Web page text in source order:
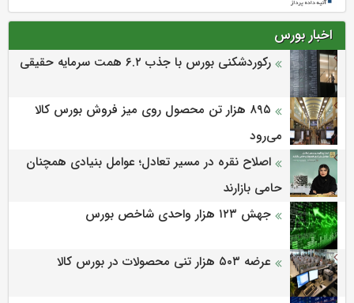
اخبار بورس
رکوردشکنی بورس با جذب ۶.۲ همت سرمایه حقیقی
۸۹۵ هزار تن محصول روی میز فروش بورس کالا
می‌‌رود
اصلاح نقره در مسیر تعادل؛ عوامل بنیادی همچنان
حامی بازارند
جهش ۱۲۳ هزار واحدی شاخص بورس
عرضه ۵۰۳ هزار تنی محصولات در بورس کالا